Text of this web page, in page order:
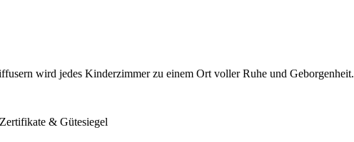
wird jedes Kinderzimmer zu einem Ort voller Ruhe und Geborgenheit.
Zertifikate & Gütesiegel